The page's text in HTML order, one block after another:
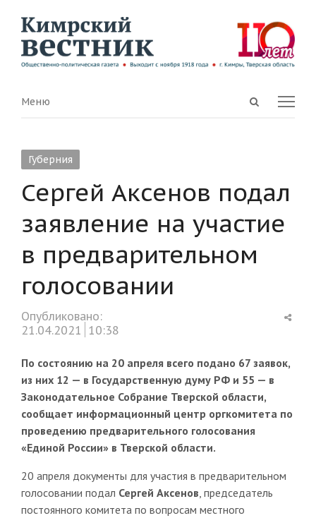
Open
Menu
Меню
Губерния
Сергей Аксенов подал
заявление на участие
в предварительном
голосовании
Опубликовано:
21.04.2021 10:38
По состоянию на 20 апреля всего подано 67 заявок,
из них 12 — в Государственную думу РФ и 55 — в
Законодательное Собрание Тверской области,
сообщает информационный центр оргкомитета по
проведению предварительного голосования
«Единой России» в Тверской области.
20 апреля документы для участия в предварительном
голосовании подал Сергей Аксенов , председатель
постоянного комитета по вопросам местного